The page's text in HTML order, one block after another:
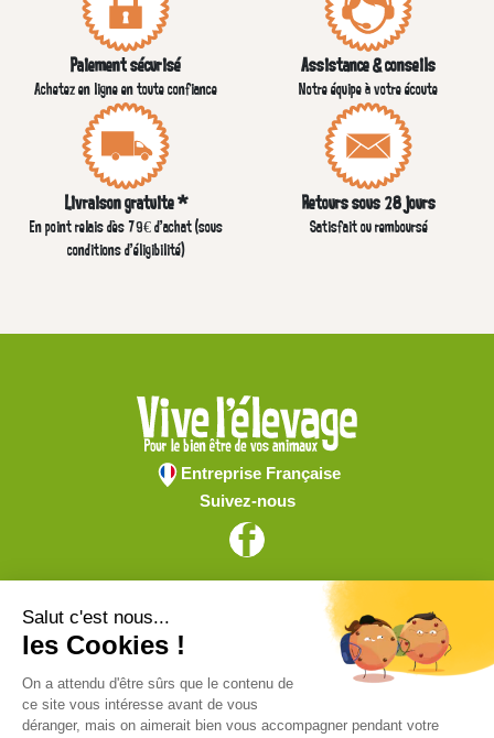
Paiement sécurisé
Achetez en ligne en toute confiance
Assistance & conseils
Notre équipe à votre écoute
Livraison gratuite *
En point relais dès 79€ d’achat (sous
conditions d'éligibilité)
Retours sous 28 jours
Satisfait ou remboursé
Entreprise Française
Suivez-nous
Vive l'élevage
Achat en ligne
Services